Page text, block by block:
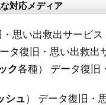
対応メディア
思い出救出サービス
タ復旧・思い出救出
ク各種） データ復旧
シュ） データ復旧・